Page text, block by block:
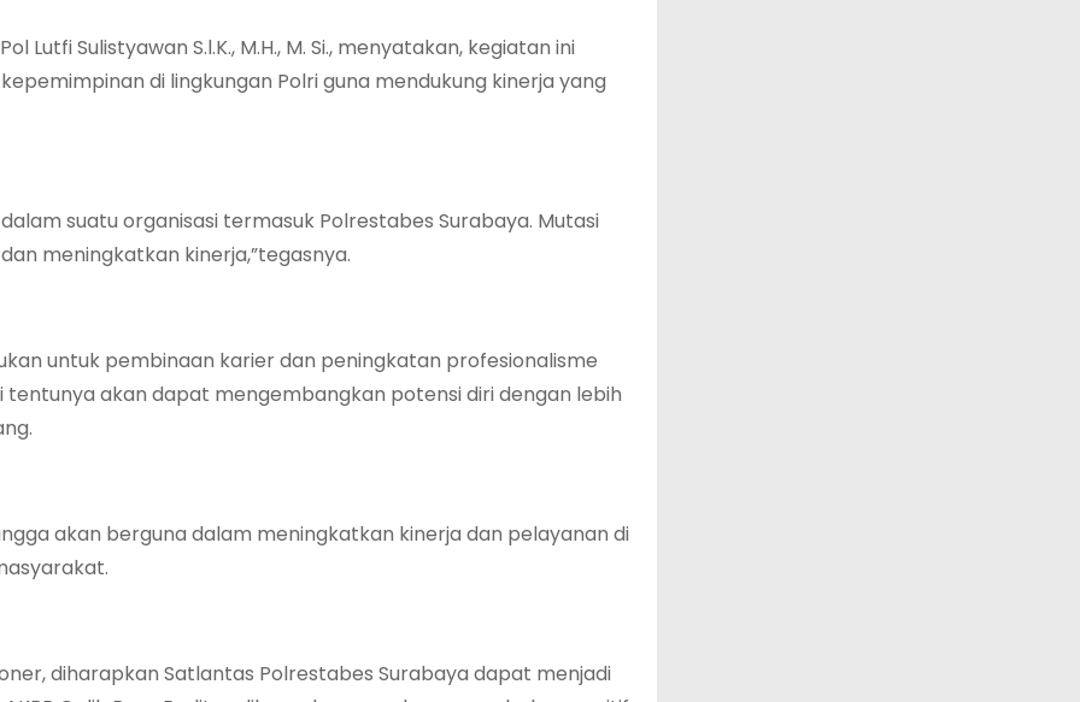
Sulistyawan S.l.K., M.H., M. Si., menyatakan, kegiatan ini
di lingkungan Polri guna mendukung kinerja yang
suatu organisasi termasuk Polrestabes Surabaya. Mutasi
meningkatkan kinerja,”tegasnya.
untuk pembinaan karier dan peningkatan profesionalisme
akan dapat mengembangkan potensi diri dengan lebih
akan berguna dalam meningkatkan kinerja dan pelayanan di
diharapkan Satlantas Polrestabes Surabaya dapat menjadi